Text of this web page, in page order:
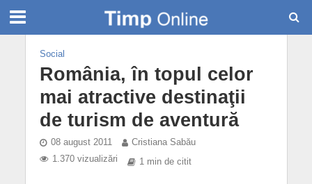
Social
România, în topul celor
mai atractive destinaţii
de turism de aventură
08 august 2011
Cristiana Sabău
1.370 vizualizări
1 min de citit